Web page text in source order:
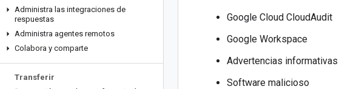
Administra las integraciones de
respuestas
Administra agentes remotos
Colabora y comparte
Transferir
Google Cloud CloudAudit
Google Workspace
Advertencias informativas
Software malicioso